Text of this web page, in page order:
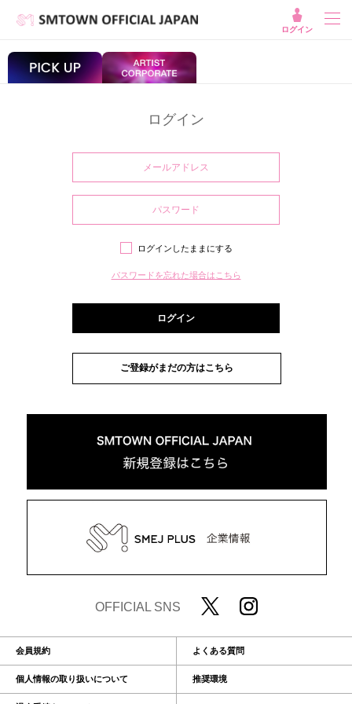
ログイン
ログイン
ログインしたままにする
パスワードを忘れた場合はこちら
ご登録がまだの方はこちら
OFFICIAL SNS
会員規約 よくある質問
個人情報の取り扱いについて 推奨環境